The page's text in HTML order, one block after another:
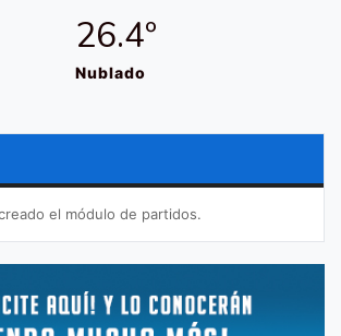
26.4º
Nublado
el módulo de partidos.